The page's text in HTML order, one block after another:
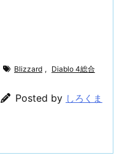
Blizzard , Diablo 4総合
Posted by しろくま